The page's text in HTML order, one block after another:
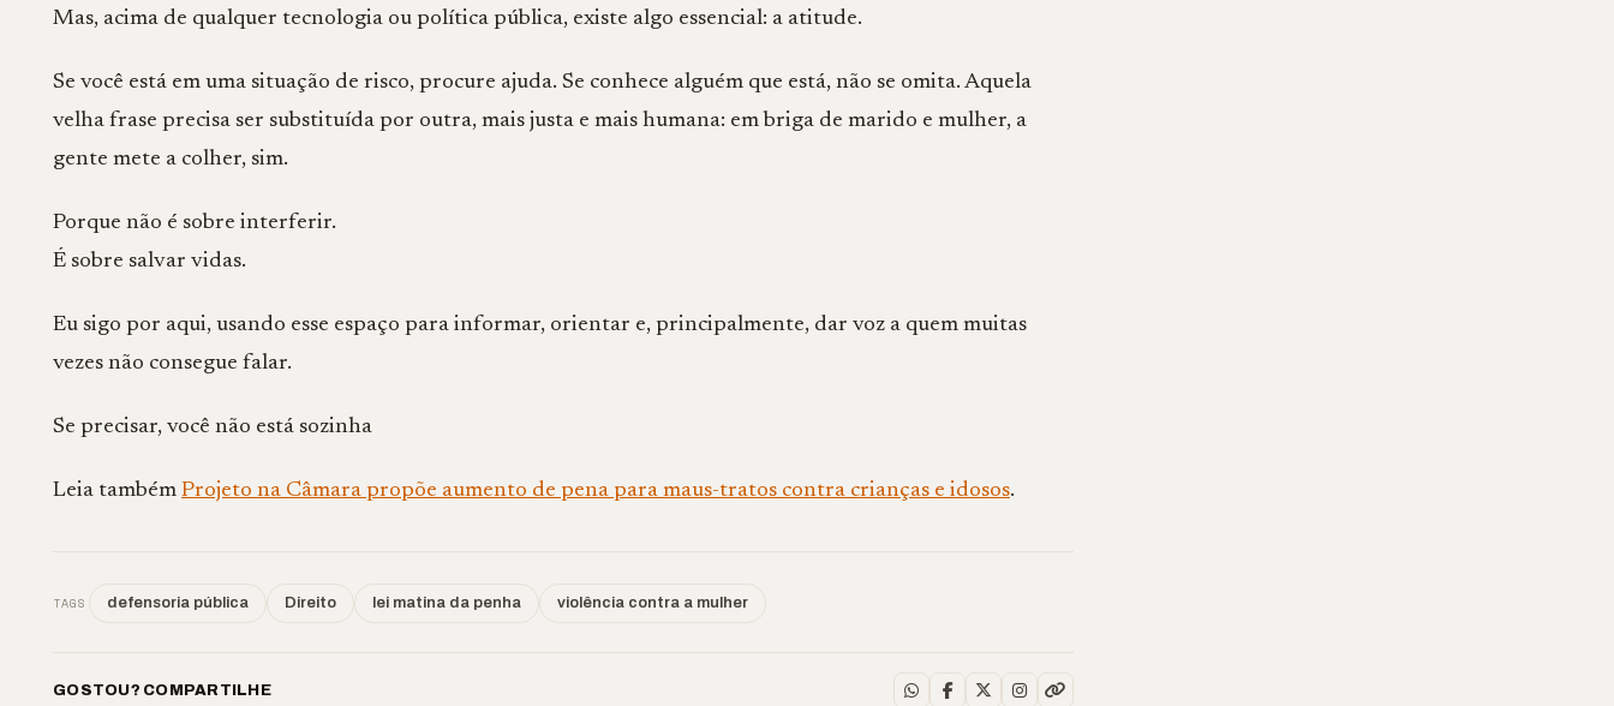
Mas, acima de qualquer tecnologia ou política pública, existe algo essencial: a atitude.
Se você está em uma situação de risco, procure ajuda. Se conhece alguém que está, não se omita. Aquela
velha frase precisa ser substituída por outra, mais justa e mais humana: em briga de marido e mulher, a
gente mete a colher, sim.
Porque não é sobre interferir.
É sobre salvar vidas.
Eu sigo por aqui, usando esse espaço para informar, orientar e, principalmente, dar voz a quem muitas
vezes não consegue falar.
Se precisar, você não está sozinha
Leia também Projeto na Câmara propõe aumento de pena para maus-tratos contra crianças e idosos.
TAGS defensoria pública Direito lei matina da penha violência contra a mulher
GOSTOU? COMPARTILHE